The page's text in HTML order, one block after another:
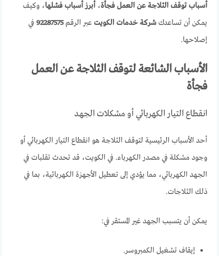
أسباب توقف الثلاجة عن العمل فجأة،أبرز أسباب فشلها، وكيف
يمكن أن تساعدكشركة خدمات الكويت عبر الرقم92287575 في
إصلاحها.
الأسباب الشائعة لتوقف الثلاجة عن العمل
فجأة
انقطاع التيار الكهربائي أو مشكلات الجهد
أحد الأسباب الرئيسية لتوقف الثلاجة هو انقطاع التيار الكهربائي أو
وجود مشكلة في مصدر الكهرباء. في الكويت، قد تحدث تقلبات في
الجهد الكهربائي، مما يؤدي إلى تعطيل الأجهزة الكهربائية، بما في
ذلك الثلاجات.
يمكن أن يتسبب الجهد غير المستقر في:
إيقاف تشغيل الكمبروسر.